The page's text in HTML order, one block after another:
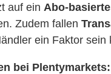
auf ein Abo-
Zudem fallen
ein Faktor sein
bei Plentymarkets: